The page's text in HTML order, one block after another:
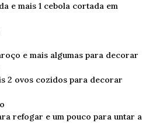
e mais 1 cebola cortada em
e mais algumas para decorar
2 ovos cozidos para decorar
refogar e um pouco para untar a